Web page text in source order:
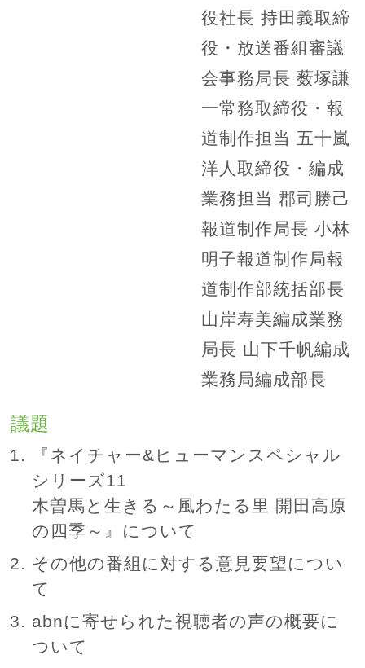
役社長 持田義取締
役・放送番組審議
会事務局長 薮塚謙
一常務取締役・報
道制作担当 五十嵐
洋人取締役・編成
業務担当 郡司勝己
報道制作局長 小林
明子報道制作局報
道制作部統括部長
山岸寿美編成業務
局長 山下千帆編成
業務局編成部長
議題
『ネイチャー&ヒューマンスペシャル
シリーズ11
木曽馬と生きる～風わたる里 開田高原
の四季～』について
その他の番組に対する意見要望につい
て
abnに寄せられた視聴者の声の概要に
ついて